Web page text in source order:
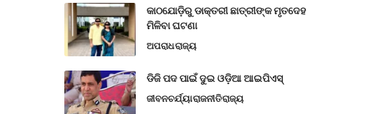
କାଠଯୋଡ଼ିରୁ ଡାକ୍ତରୀ ଛାତ୍ରୀଙ୍କ ମୃତଦେହ
ମିଳିବା ଘଟଣା
ଅପରାଧରାଜ୍ୟ
ଡିଜି ପଦ ପାଇଁ ଦୁଇ ଓଡ଼ିଆ ଆଇପିଏସ୍
ଜୀବନଚର୍ଯ୍ୟାରାଜନୀତିରାଜ୍ୟ